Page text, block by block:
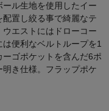
ル生地を使用したイー
置し絞る事で綺麗なテ
エストにはドローコー
は便利なベルトループを1
ゴポケットを含んだ6ポ
き仕様。フラップポケ